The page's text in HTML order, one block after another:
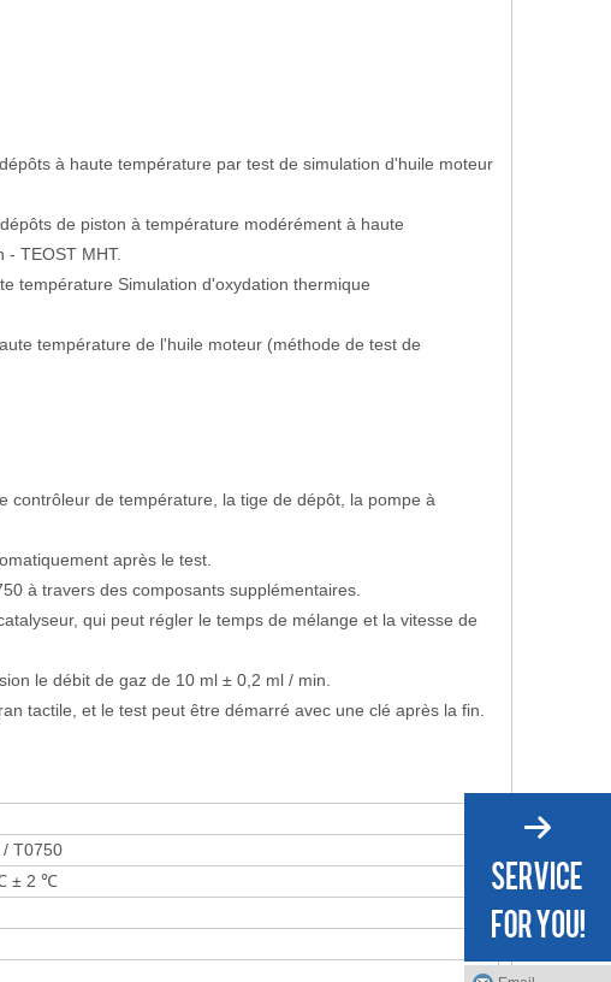
à haute température par test de simulation d'huile moteur
de piston à température modérément à haute
TEOST MHT.
température Simulation d'oxydation thermique
température de l'huile moteur (méthode de test de
contrôleur de température, la tige de dépôt, la pompe à
après le test.
à travers des composants supplémentaires.
qui peut régler le temps de mélange et la vitesse de
le débit de gaz de 10 ml ± 0,2 ml / min.
tactile, et le test peut être démarré avec une clé après la fin.
/ T0750
± 2 ℃